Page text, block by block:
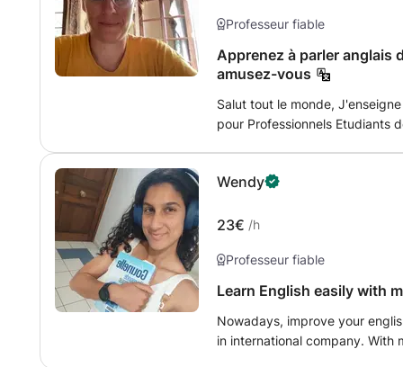
Professeur fiable
Apprenez à parler anglais
amusez-vous
Salut tout le monde, J'enseigne l'anglais à un très large public : - Anglais
pour Professionnels Etudiants
pour enfants à travers l'anglais
TOEIC, TOEFL, certifications
Wendy
23€ /h
Professeur fiable
Learn English easily with
Nowadays, improve your
in international company. With